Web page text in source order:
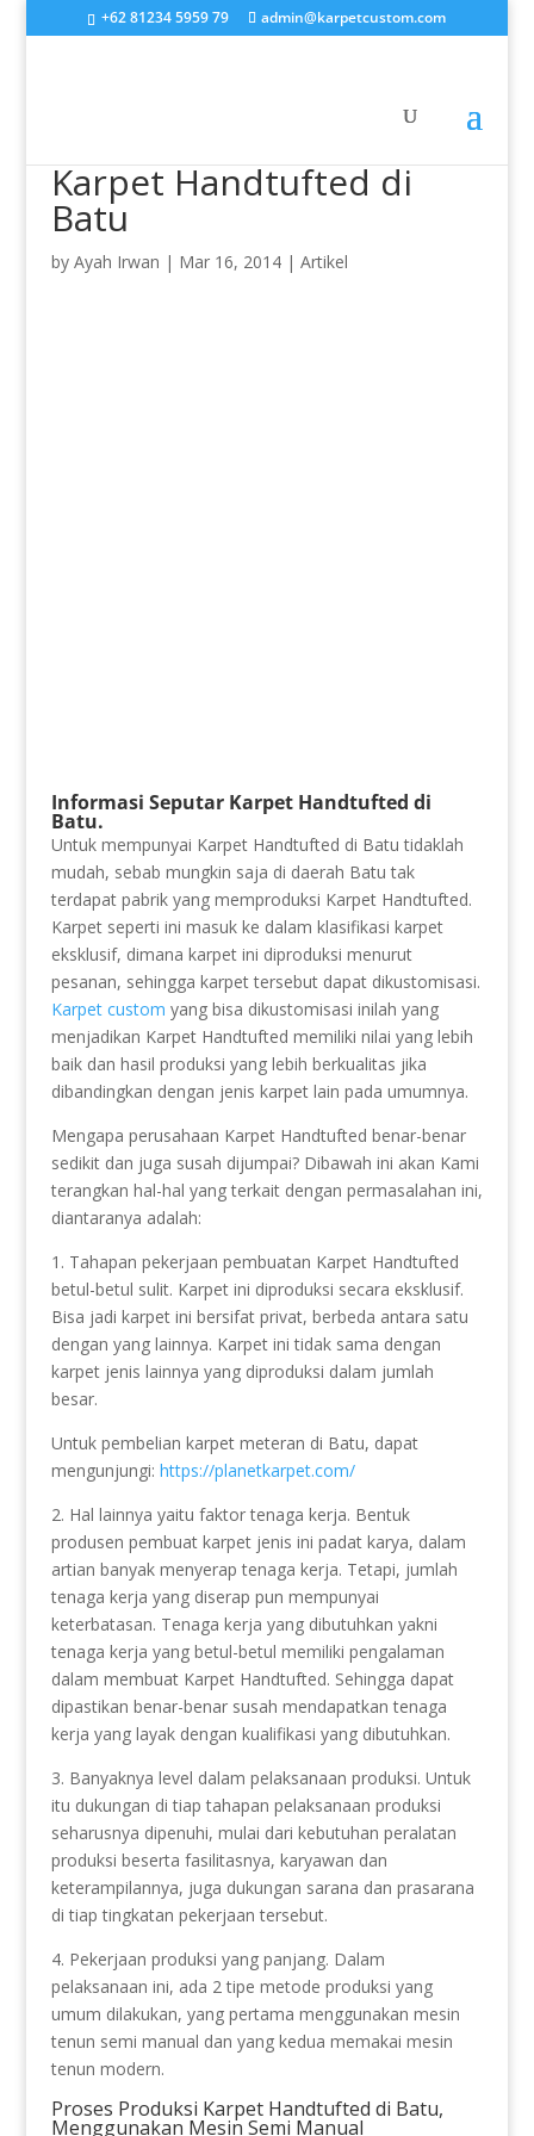
+62 81234 5959 79 admin@karpetcustom.com
Karpet Handtufted di
Batu
by Ayah Irwan | Mar 16, 2014| Artikel
Informasi Seputar Karpet Handtufted di
Batu.
Untuk mempunyai Karpet Handtufted di Batu tidaklah
mudah, sebab mungkin saja di daerah Batu tak
terdapat pabrik yang memproduksi Karpet Handtufted.
Karpet seperti ini masuk ke dalam klasifikasi karpet
eksklusif, dimana karpet ini diproduksi menurut
pesanan, sehingga karpet tersebut dapat dikustomisasi.
Karpet custom yang bisa dikustomisasi inilah yang
menjadikan Karpet Handtufted memiliki nilai yang lebih
baik dan hasil produksi yang lebih berkualitas jika
dibandingkan dengan jenis karpet lain pada umumnya.
Mengapa perusahaan Karpet Handtufted benar-benar
sedikit dan juga susah dijumpai? Dibawah ini akan Kami
terangkan hal-hal yang terkait dengan permasalahan ini,
diantaranya adalah:
1. Tahapan pekerjaan pembuatan Karpet Handtufted
betul-betul sulit. Karpet ini diproduksi secara eksklusif.
Bisa jadi karpet ini bersifat privat, berbeda antara satu
dengan yang lainnya. Karpet ini tidak sama dengan
karpet jenis lainnya yang diproduksi dalam jumlah
besar.
Untuk pembelian karpet meteran di Batu, dapat
mengunjungi: https://planetkarpet.com/
2. Hal lainnya yaitu faktor tenaga kerja. Bentuk
produsen pembuat karpet jenis ini padat karya, dalam
artian banyak menyerap tenaga kerja. Tetapi, jumlah
tenaga kerja yang diserap pun mempunyai
keterbatasan. Tenaga kerja yang dibutuhkan yakni
tenaga kerja yang betul-betul memiliki pengalaman
dalam membuat Karpet Handtufted. Sehingga dapat
dipastikan benar-benar susah mendapatkan tenaga
kerja yang layak dengan kualifikasi yang dibutuhkan.
3. Banyaknya level dalam pelaksanaan produksi. Untuk
itu dukungan di tiap tahapan pelaksanaan produksi
seharusnya dipenuhi, mulai dari kebutuhan peralatan
produksi beserta fasilitasnya, karyawan dan
keterampilannya, juga dukungan sarana dan prasarana
di tiap tingkatan pekerjaan tersebut.
4. Pekerjaan produksi yang panjang. Dalam
pelaksanaan ini, ada 2 tipe metode produksi yang
umum dilakukan, yang pertama menggunakan mesin
tenun semi manual dan yang kedua memakai mesin
tenun modern.
Proses Produksi Karpet Handtufted di Batu,
Menggunakan Mesin Semi Manual